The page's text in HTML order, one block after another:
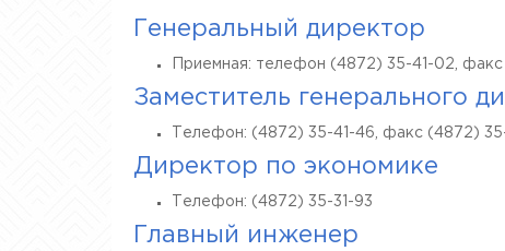
Генеральный директор
Приемная: телефон (4872) 35-41-02,
Заместитель генерального
Телефон: (4872) 35-41-46, факс (4872)
Директор по экономике
Телефон: (4872) 35-31-93
Главный инженер